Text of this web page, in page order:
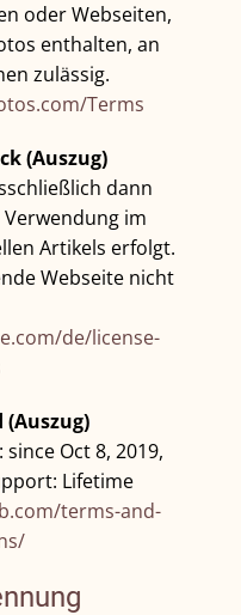
oder Webseiten,
enthalten, an
zulässig.
Terms
(Auszug)
dann
im
Artikels erfolgt.
Webseite nicht
de/license-
(Auszug)
Oct 8, 2019,
Lifetime
terms-and-